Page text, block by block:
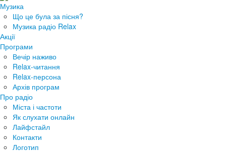
Музика
Що це була за пісня?
Музика радіо Relax
Акції
Програми
Вечір наживо
Relax-читання
Relax-персона
Архів програм
Про радіо
Міста і частоти
Як слухати онлайн
Лайфстайл
Контакти
Логотип